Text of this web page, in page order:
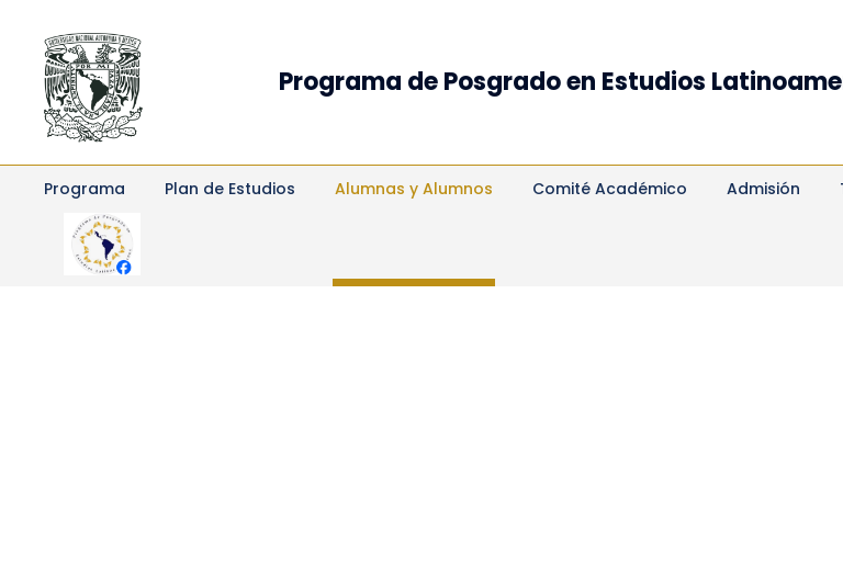
Programa de Posgrado en Estudios
Programa Plan de Estudios Alumnas y Alumnos Comité Académico Admisión